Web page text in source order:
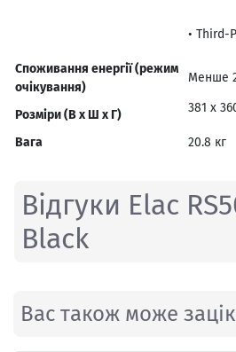
• Third-
Споживання енергії (режим
очікування)
Менше
Розміри (В x Ш x Г) 381 x
Вага 20.8 кг
Відгуки Elac
Black
Вас також може